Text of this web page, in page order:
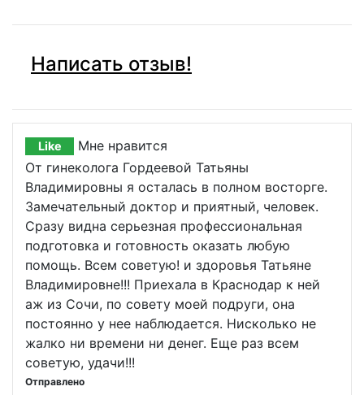
Написать отзыв!
Like
Мне нравится
От гинеколога Гордеевой Татьяны
Владимировны я осталась в полном восторге.
Замечательный доктор и приятный, человек.
Сразу видна серьезная профессиональная
подготовка и готовность оказать любую
помощь. Всем советую! и здоровья Татьяне
Владимировне!!! Приехала в Краснодар к ней
аж из Сочи, по совету моей подруги, она
постоянно у нее наблюдается. Нисколько не
жалко ни времени ни денег. Еще раз всем
советую, удачи!!!
Отправлено